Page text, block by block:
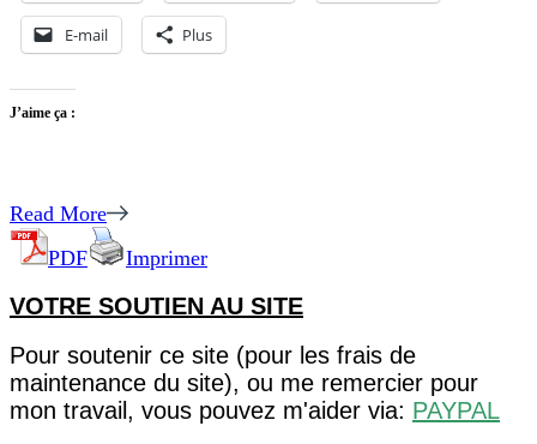
E-mail Plus
J’aime ça :
Read More
PDF
Imprimer
VOTRE SOUTIEN AU SITE
Pour soutenir ce site (pour les frais de
maintenance du site), ou me remercier pour
mon travail, vous pouvez m'aider via: PAYPAL